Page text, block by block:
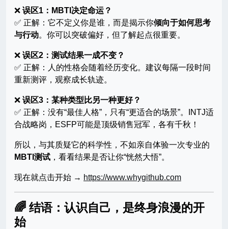
❌ 误区1：MBTI决定命运？
✅ 正解：它不定义你是谁，而是揭示你倾向于如何思考
与行动。你可以突破偏好，但了解起点很重要。
❌ 误区2：测试结果一成不变？
✅ 正解：人的性格会随着经历变化。建议每隔一段时间
重新测评，观察成长轨迹。
❌ 误区3：某种类型比另一种更好？
✅ 正解：没有“最佳人格”，只有“更适合的场景”。INTJ适
合战略岗，ESFP可能是顶级销售冠军，各有千秋！
所以，与其质疑它的科学性，不如亲自体验一次专业的
MBTI测试 ，看看结果是否让你“恍然大悟”。
现在就点击开始 → https://www.whygithub.com
🌈 结语：认识自己，是终身浪漫的开
始